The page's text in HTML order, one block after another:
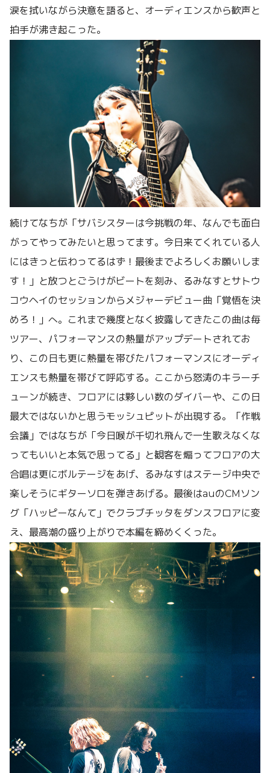
涙を拭いながら決意を語ると、オーディエンスから歓声と
拍手が沸き起こった。
続けてなちが「サバシスターは今挑戦の年、なんでも面白
がってやってみたいと思ってます。今日来てくれている人
にはきっと伝わってるはず！最後までよろしくお願いしま
す！」と放つとごうけがビートを刻み、るみなすとサトウ
コウヘイのセッションからメジャーデビュー曲「覚悟を決
めろ！」へ。これまで幾度となく披露してきたこの曲は毎
ツアー、パフォーマンスの熱量がアップデートされてお
り、この日も更に熱量を帯びたパフォーマンスにオーディ
エンスも熱量を帯びて呼応する。ここから怒涛のキラーチ
ューンが続き、フロアには夥しい数のダイバーや、この日
最大ではないかと思うモッシュピットが出現する。「作戦
会議」ではなちが「今日喉が千切れ飛んで一生歌えなくな
ってもいいと本気で思ってる」と観客を煽ってフロアの大
合唱は更にボルテージをあげ、るみなすはステージ中央で
楽しそうにギターソロを弾きあげる。最後はauのCMソン
グ「ハッピーなんて」でクラブチッタをダンスフロアに変
え、最高潮の盛り上がりで本編を締めくくった。